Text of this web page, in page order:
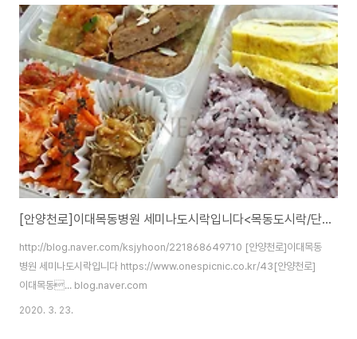
[안양천로]이대목동병원 세미나도시락입니다<목동도시락/단체도시락/도시락케이터링:원스피크닉>
http://blog.naver.com/ksjyhoon/221868649710 [안양천로]이대목동
병원 세미나도시락입니다 https://www.onespicnic.co.kr/43[안양천로]
이대목동... blog.naver.com
2020. 3. 23.